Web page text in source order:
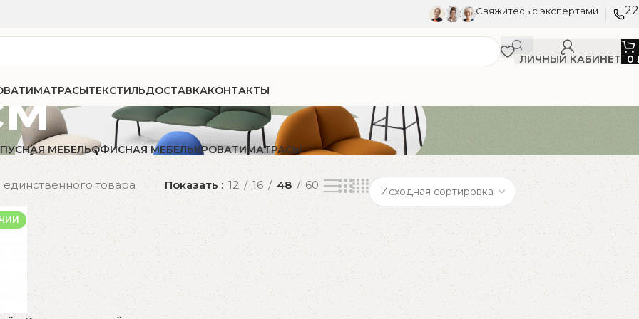
Свяжитесь с экспертами
ЛИЧНЫЙ КАБИНЕТ 0
МАТРАСЫТЕКСТИЛЬДОСТАВКАКОНТАКТЫ
МЕБЕЛЬОФИСНАЯ МЕБЕЛЬКРОВАТИМАТРАСЫ
товара Показать 12 16 48 60